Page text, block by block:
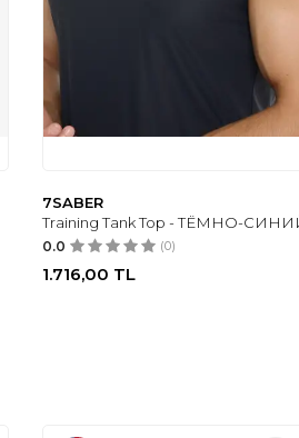
7SABER
Training Tank Top - ТЁМНО-
0.0 (0)
1.716,00 TL